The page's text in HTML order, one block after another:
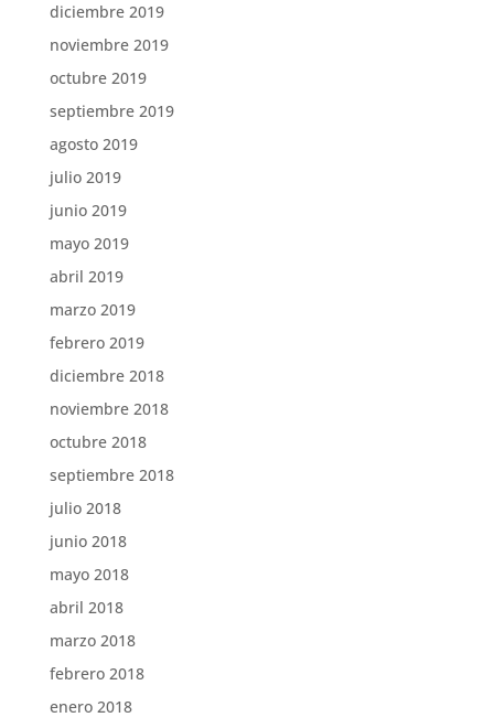
diciembre 2019
noviembre 2019
octubre 2019
septiembre 2019
agosto 2019
julio 2019
junio 2019
mayo 2019
abril 2019
marzo 2019
febrero 2019
diciembre 2018
noviembre 2018
octubre 2018
septiembre 2018
julio 2018
junio 2018
mayo 2018
abril 2018
marzo 2018
febrero 2018
enero 2018